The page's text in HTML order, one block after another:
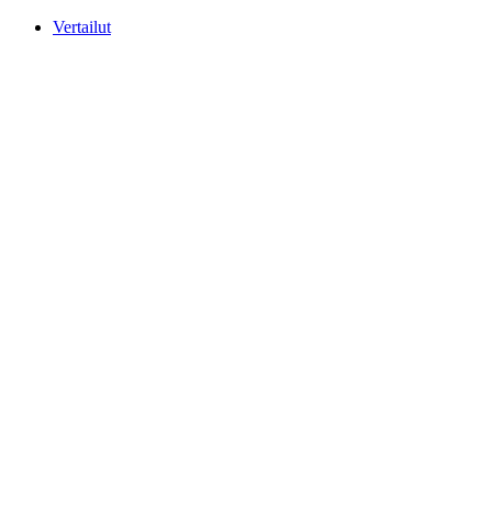
Mene
Vertailut